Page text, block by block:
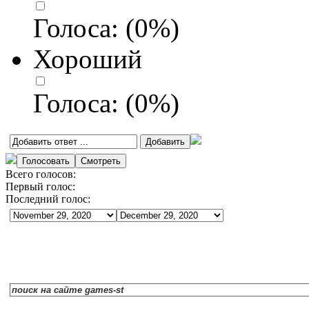
Голоса: (0%)
Хороший
Голоса: (0%)
Всего голосов:
Первый голос:
Последний голос: